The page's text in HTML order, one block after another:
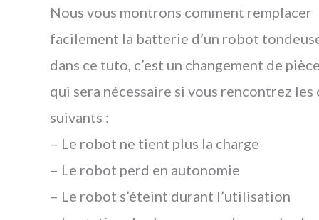
Nous vous montrons comment remplacer
facilement la batterie d’un robot
dans ce tuto, c’est un changement de
qui sera nécessaire si vous rencontrez les
suivants :
– Le robot ne tient plus la charge
– Le robot perd en autonomie
– Le robot s’éteint durant l’utilisation